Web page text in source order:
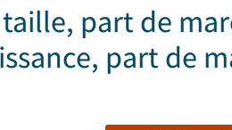
part de
part de